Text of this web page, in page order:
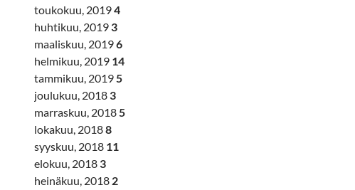
toukokuu, 20194
huhtikuu, 2019 3
maaliskuu, 20196
helmikuu, 2019 14
tammikuu, 20195
joulukuu, 2018 3
marraskuu, 20185
lokakuu, 20188
syyskuu, 2018 11
elokuu, 2018 3
heinäkuu, 2018 2